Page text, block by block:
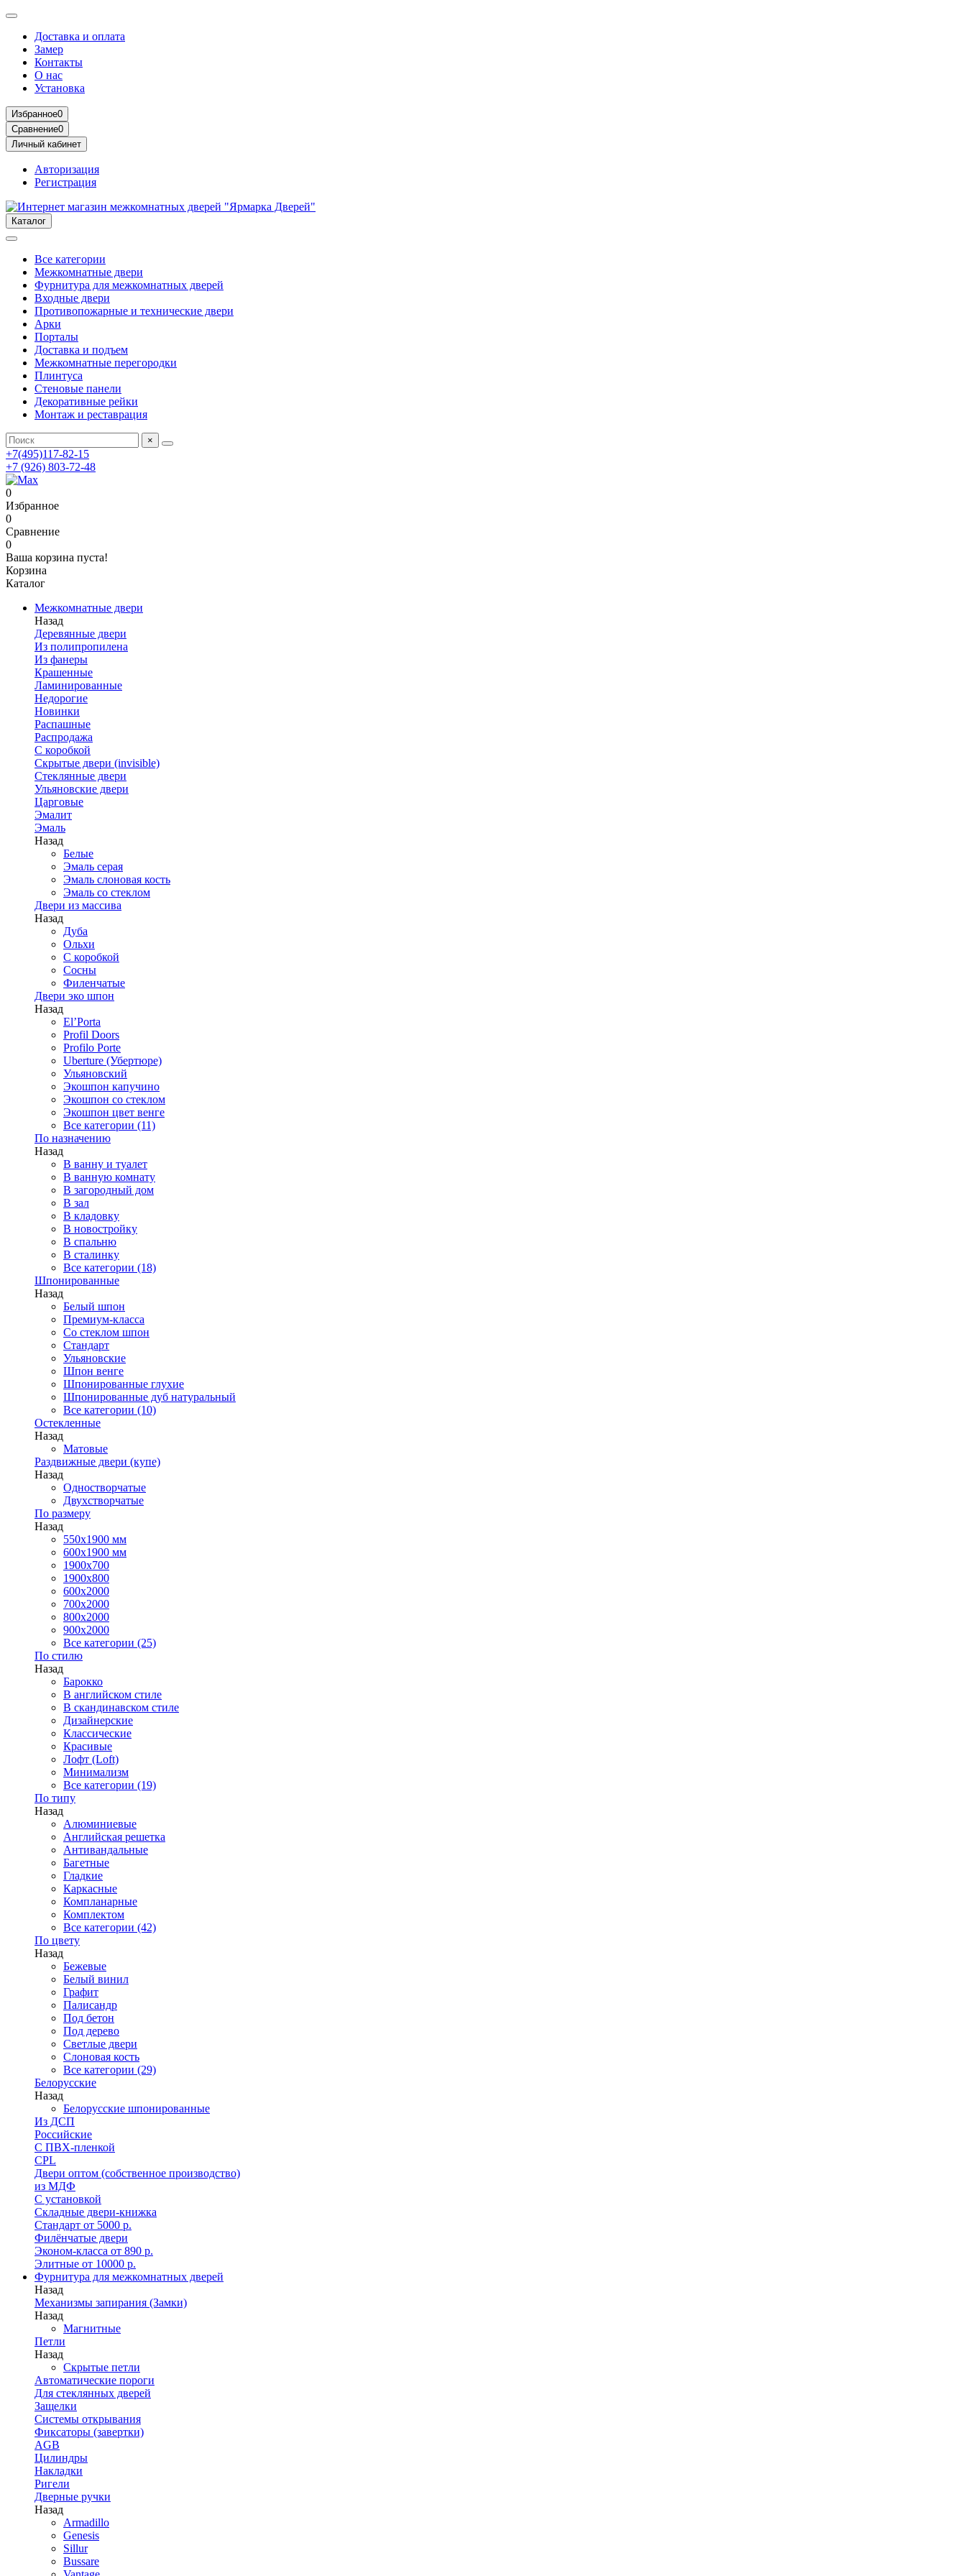
Доставка и оплата
Замер
Контакты
О нас
Установка
Избранное0
Сравнение0
Личный кабинет
Авторизация
Регистрация
Каталог
Все категории
Межкомнатные двери
Фурнитура для межкомнатных дверей
Входные двери
Противопожарные и технические двери
Арки
Порталы
Доставка и подъем
Межкомнатные перегородки
Плинтуса
Стеновые панели
Декоративные рейки
Монтаж и реставрация
×
+7(495)117-82-15
+7 (926) 803-72-48
0
Избранное
0
Сравнение
0
Ваша корзина пуста!
Корзина
Каталог
Межкомнатные двери
Назад
Деревянные двери
Из полипропилена
Из фанеры
Крашенные
Ламинированные
Недорогие
Новинки
Распашные
Распродажа
С коробкой
Скрытые двери (invisible)
Стеклянные двери
Ульяновские двери
Царговые
Эмалит
Эмаль
Назад
Белые
Эмаль серая
Эмаль слоновая кость
Эмаль со стеклом
Двери из массива
Назад
Дуба
Ольхи
С коробкой
Сосны
Филенчатые
Двери эко шпон
Назад
El’Porta
Profil Doors
Profilo Porte
Uberture (Убертюре)
Ульяновский
Экошпон капучино
Экошпон со стеклом
Экошпон цвет венге
Все категории (11)
По назначению
Назад
В ванну и туалет
В ванную комнату
В загородный дом
В зал
В кладовку
В новостройку
В спальню
В сталинку
Все категории (18)
Шпонированные
Назад
Белый шпон
Премиум-класса
Со стеклом шпон
Стандарт
Ульяновские
Шпон венге
Шпонированные глухие
Шпонированные дуб натуральный
Все категории (10)
Остекленные
Назад
Матовые
Раздвижные двери (купе)
Назад
Одностворчатые
Двухстворчатые
По размеру
Назад
550x1900 мм
600x1900 мм
1900х700
1900х800
600x2000
700x2000
800x2000
900x2000
Все категории (25)
По стилю
Назад
Барокко
В английском стиле
В скандинавском стиле
Дизайнерские
Классические
Красивые
Лофт (Loft)
Минимализм
Все категории (19)
По типу
Назад
Алюминиевые
Английская решетка
Антивандальные
Багетные
Гладкие
Каркасные
Компланарные
Комплектом
Все категории (42)
По цвету
Назад
Бежевые
Белый винил
Графит
Палисандр
Под бетон
Под дерево
Светлые двери
Слоновая кость
Все категории (29)
Белорусские
Назад
Белорусские шпонированные
Из ДСП
Российские
C ПВХ-пленкой
CPL
Двери оптом (собственное производство)
из МДФ
С установкой
Складные двери-книжка
Стандарт от 5000 р.
Филёнчатые двери
Эконом-класса от 890 р.
Элитные от 10000 р.
Фурнитура для межкомнатных дверей
Назад
Механизмы запирания (Замки)
Назад
Магнитные
Петли
Назад
Скрытые петли
Автоматические пороги
Для стеклянных дверей
Защелки
Системы открывания
Фиксаторы (завертки)
AGB
Цилиндры
Накладки
Ригели
Дверные ручки
Назад
Armadillo
Genesis
Sillur
Bussare